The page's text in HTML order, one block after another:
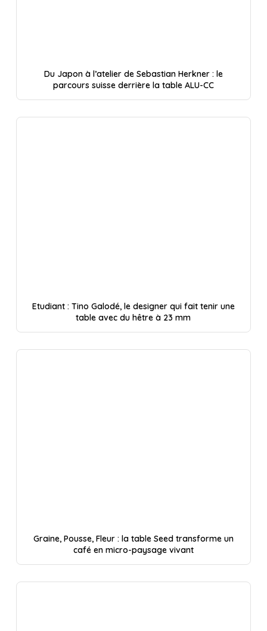
Du Japon à l’atelier de Sebastian Herkner : le
parcours suisse derrière la table ALU-CC
Etudiant : Tino Galodé, le designer qui fait tenir une
table avec du hêtre à 23 mm
Graine, Pousse, Fleur : la table Seed transforme un
café en micro-paysage vivant